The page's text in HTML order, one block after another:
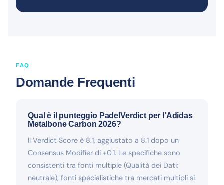
FAQ
Domande Frequenti
Qual è il punteggio PadelVerdict per l’Adidas
Metalbone Carbon 2026?
Il Verdict Score è 8.1, aggiustato a 8.1 dopo un
Consensus Modifier di +0.1. Le specifiche sono
consistenti tra fonti multiple (Qualità dei Dati:
neutrale), fonti specialistiche tra mercati multipli si